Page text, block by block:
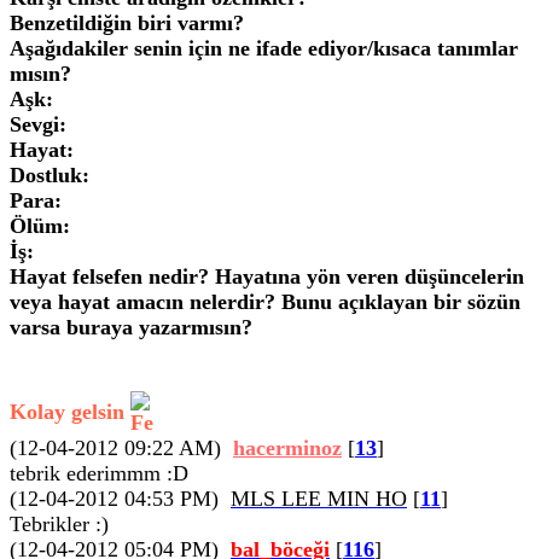
Benzetildiğin biri varmı?
Aşağıdakiler senin için ne ifade ediyor/kısaca tanımlar
mısın?
Aşk:
Sevgi:
Hayat:
Dostluk:
Para:
Ölüm:
İş:
Hayat felsefen nedir? Hayatına yön veren düşüncelerin
veya hayat amacın nelerdir? Bunu açıklayan bir sözün
varsa buraya yazarmısın?
Kolay gelsin
(12-04-2012 09:22 AM) hacerminoz [13]
tebrik ederimmm :D
(12-04-2012 04:53 PM) MLS LEE MIN HO [11]
Tebrikler :)
(12-04-2012 05:04 PM) bal_böceği [116]